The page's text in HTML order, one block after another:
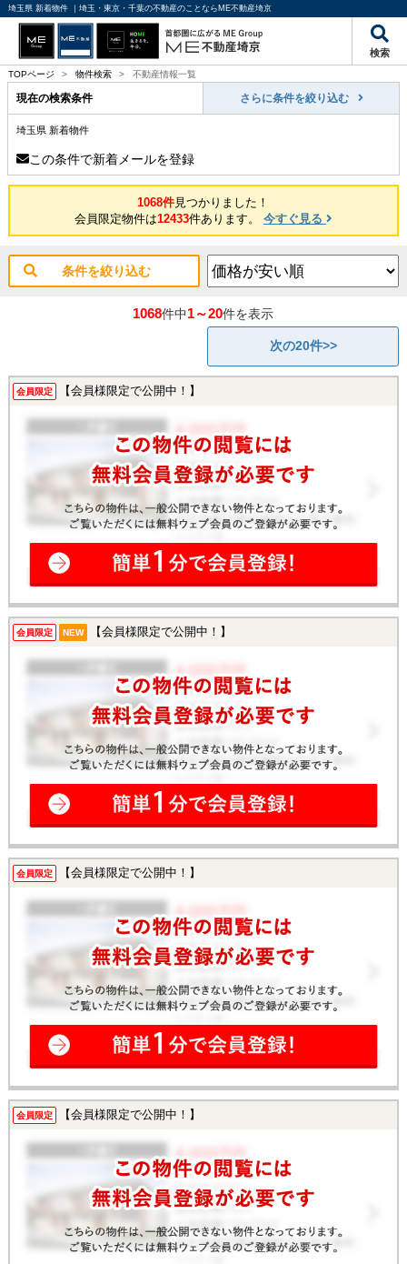
埼玉県 新着物件 ｜埼玉・東京・千葉の不動産のことならME不動産埼京
検索
TOPページ > 物件検索 > 不動産情報一覧
現在の検索条件 さらに条件を絞り込む
埼玉県 新着物件
この条件で新着メールを登録
1068件見つかりました！
会員限定物件は12433件あります。 今すぐ見る
条件を絞り込む
1068件中1～20件を表示
次の20件>>
会員限定 【会員様限定で公開中！】
会員限定 NEW 【会員様限定で公開中！】
会員限定 【会員様限定で公開中！】
会員限定 【会員様限定で公開中！】